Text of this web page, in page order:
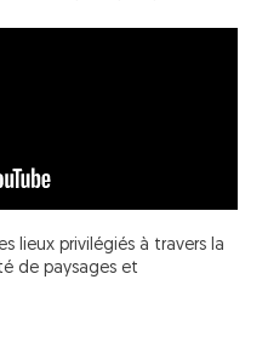
lieux privilégiés à travers la
de paysages et